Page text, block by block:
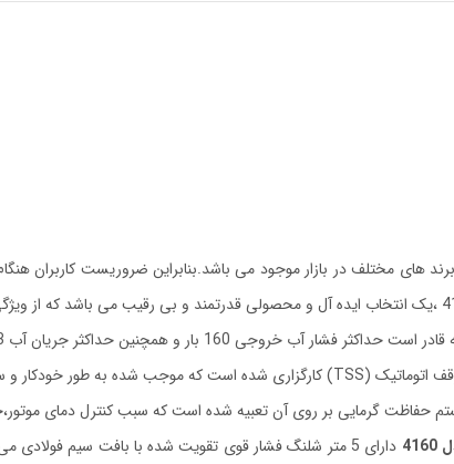
های مختلف در بازار موجود می باشد.بنابراین ضروریست کاربران
،یک انتخاب ایده آل و محصولی قدرتمند و بی رقیب می باشد که از
حفاظت گرمایی بر روی آن تعبیه شده است که سبب کنترل دمای